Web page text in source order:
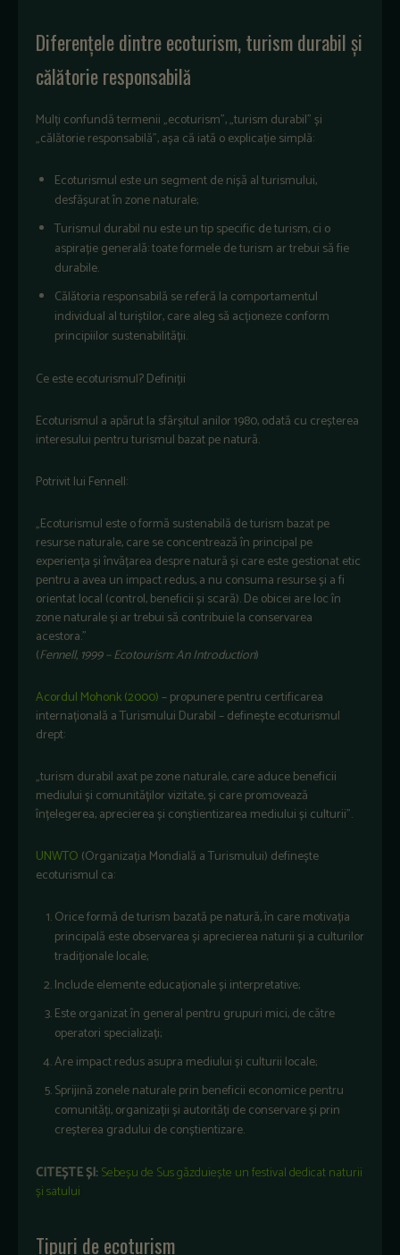
Diferențele dintre ecoturism, turism durabil și
călătorie responsabilă
Mulți confundă termenii „ecoturism”, „turism durabil” și
„călătorie responsabilă”, așa că iată o explicație simplă:
Ecoturismul este un segment de nișă al turismului,
desfășurat în zone naturale;
Turismul durabil nu este un tip specific de turism, ci o
aspirație generală: toate formele de turism ar trebui să fie
durabile.
Călătoria responsabilă se referă la comportamentul
individual al turiștilor, care aleg să acționeze conform
principiilor sustenabilității.
Ce este ecoturismul? Definiții
Ecoturismul a apărut la sfârșitul anilor 1980, odată cu creșterea
interesului pentru turismul bazat pe natură.
Potrivit lui Fennell:
„Ecoturismul este o formă sustenabilă de turism bazat pe
resurse naturale, care se concentrează în principal pe
experiența și învățarea despre natură și care este gestionat etic
pentru a avea un impact redus, a nu consuma resurse și a fi
orientat local (control, beneficii și scară). De obicei are loc în
zone naturale și ar trebui să contribuie la conservarea
acestora.”
(Fennell, 1999 – Ecotourism: An Introduction)
Acordul Mohonk (2000)– propunere pentru certificarea
internațională a Turismului Durabil – definește ecoturismul
drept:
„turism durabil axat pe zone naturale, care aduce beneficii
mediului și comunităților vizitate, și care promovează
înțelegerea, aprecierea și conștientizarea mediului și culturii”.
UNWTO (Organizația Mondială a Turismului) definește
ecoturismul ca:
Orice formă de turism bazată pe natură, în care motivația
principală este observarea și aprecierea naturii și a culturilor
tradiționale locale;
Include elemente educaționale și interpretative;
Este organizat în general pentru grupuri mici, de către
operatori specializați;
Are impact redus asupra mediului și culturii locale;
Sprijină zonele naturale prin beneficii economice pentru
comunități, organizații și autorități de conservare și prin
creșterea gradului de conștientizare.
CITEȘTE ȘI:Sebeșu de Sus găzduiește un festival dedicat naturii
și satului
Tipuri de ecoturism